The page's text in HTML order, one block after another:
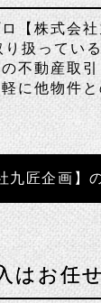
【株式会
扱ってい
不動産取
に他物件
九匠企画】
はお任